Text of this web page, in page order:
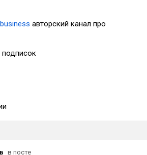
авторский канал про
подписок
в посте